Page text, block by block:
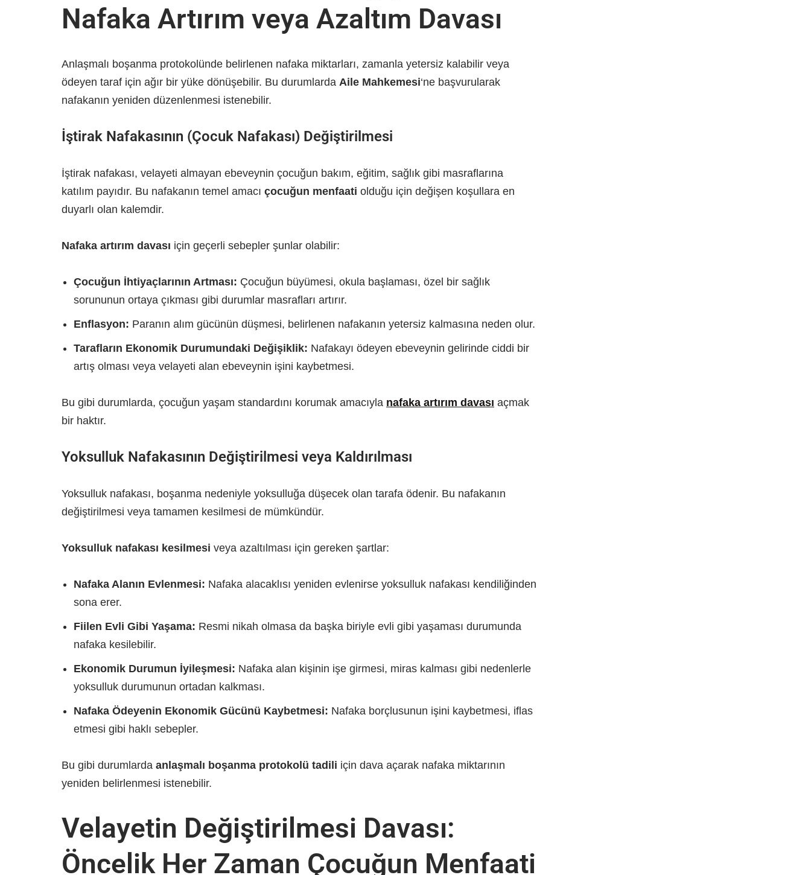
Nafaka Artırım veya Azaltım Davası
Anlaşmalı boşanma protokolünde belirlenen nafaka miktarları, zamanla yetersiz kalabilir veya
ödeyen taraf için ağır bir yüke dönüşebilir. Bu durumlarda Aile Mahkemesi‘ne başvurularak
nafakanın yeniden düzenlenmesi istenebilir.
İştirak Nafakasının (Çocuk Nafakası) Değiştirilmesi
İştirak nafakası, velayeti almayan ebeveynin çocuğun bakım, eğitim, sağlık gibi masraflarına
katılım payıdır. Bu nafakanın temel amacı çocuğun menfaati olduğu için değişen koşullara en
duyarlı olan kalemdir.
Nafaka artırım davası için geçerli sebepler şunlar olabilir:
Çocuğun İhtiyaçlarının Artması: Çocuğun büyümesi, okula başlaması, özel bir sağlık
sorununun ortaya çıkması gibi durumlar masrafları artırır.
Enflasyon: Paranın alım gücünün düşmesi, belirlenen nafakanın yetersiz kalmasına neden olur.
Tarafların Ekonomik Durumundaki Değişiklik: Nafakayı ödeyen ebeveynin gelirinde ciddi bir
artış olması veya velayeti alan ebeveynin işini kaybetmesi.
Bu gibi durumlarda, çocuğun yaşam standardını korumak amacıyla nafaka artırım davası açmak
bir haktır.
Yoksulluk Nafakasının Değiştirilmesi veya Kaldırılması
Yoksulluk nafakası, boşanma nedeniyle yoksulluğa düşecek olan tarafa ödenir. Bu nafakanın
değiştirilmesi veya tamamen kesilmesi de mümkündür.
Yoksulluk nafakası kesilmesi veya azaltılması için gereken şartlar:
Nafaka Alanın Evlenmesi: Nafaka alacaklısı yeniden evlenirse yoksulluk nafakası kendiliğinden
sona erer.
Fiilen Evli Gibi Yaşama: Resmi nikah olmasa da başka biriyle evli gibi yaşaması durumunda
nafaka kesilebilir.
Ekonomik Durumun İyileşmesi: Nafaka alan kişinin işe girmesi, miras kalması gibi nedenlerle
yoksulluk durumunun ortadan kalkması.
Nafaka Ödeyenin Ekonomik Gücünü Kaybetmesi: Nafaka borçlusunun işini kaybetmesi, iflas
etmesi gibi haklı sebepler.
Bu gibi durumlarda anlaşmalı boşanma protokolü tadili için dava açarak nafaka miktarının
yeniden belirlenmesi istenebilir.
Velayetin Değiştirilmesi Davası:
Öncelik Her Zaman Çocuğun Menfaati